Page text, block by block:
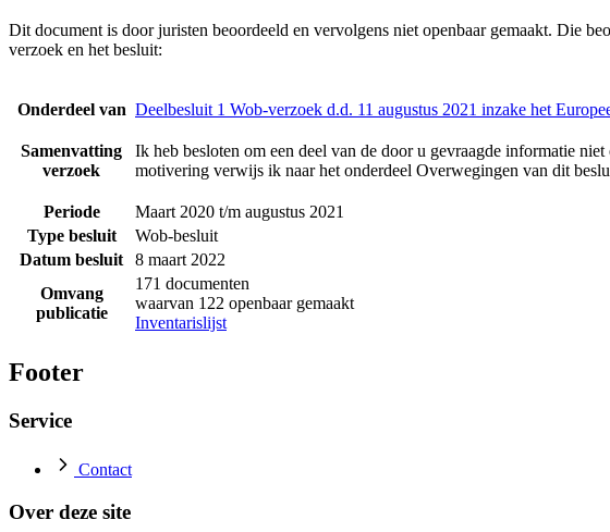
Dit document is door juristen beoordeeld en vervolgens niet openbaar gemaakt. Die
verzoek en het besluit:
Onderdeel van Deelbesluit 1 Wob-verzoek d.d. 11 augustus 2021 inzake het
Samenvatting
verzoek
Ik heb besloten om een deel van de door u gevraagde informatie
motivering verwijs ik naar het onderdeel Overwegingen van dit
Periode
Maart 2020 t/m augustus 2021
Type besluit
Wob-besluit
Datum besluit
8 maart 2022
Omvang
publicatie
171 documenten
waarvan 122 openbaar gemaakt
Inventarislijst
Footer
Service
Contact
Over deze site